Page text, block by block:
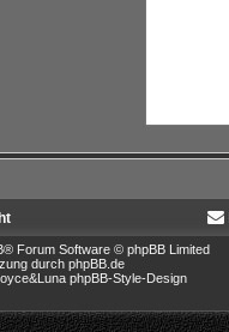
® Forum Software © phpBB Limited
durch phpBB.de
phpBB-Style-Design